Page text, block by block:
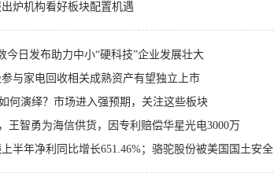
出炉机构看好板块配置机遇
今日发布助力中小“硬科技”企业发展壮大
与家电回收相关成熟资产有望独立上市
何演绎？市场进入强预期，关注这些板块
王智勇为海信供货，因专利赔偿华星光电3000万
半年净利同比增长651.46%；骆驼股份被美国国土安全